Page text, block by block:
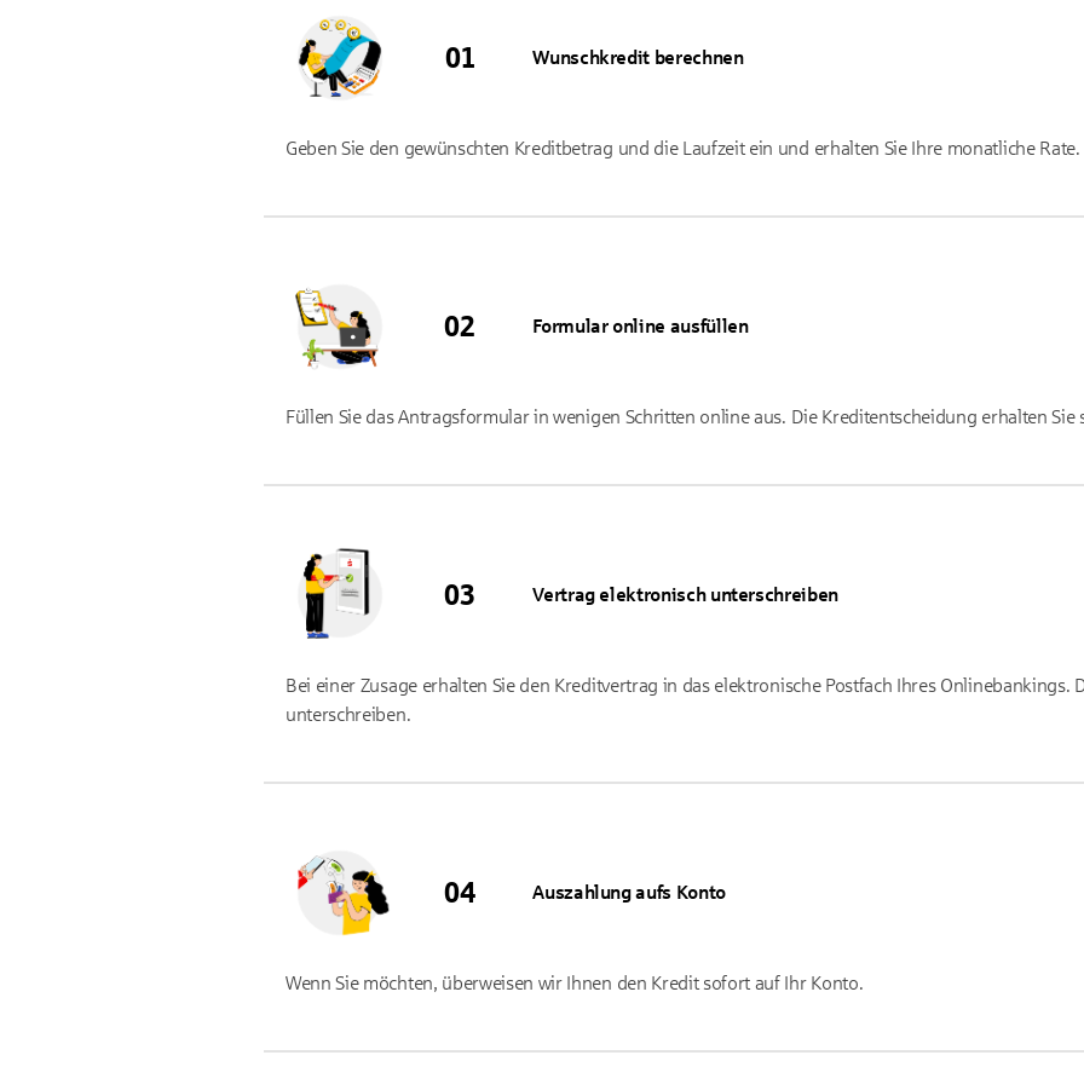
Wunschkredit berechnen
Geben Sie den gewünschten Kreditbetrag und die Laufzeit ein und erhalten Sie Ihre monatliche Rate.
Formular online ausfüllen
Füllen Sie das Antragsformular in wenigen Schritten online aus. Die Kreditentscheidung erhalten Sie
Vertrag elektronisch unterschreiben
Bei einer Zusage erhalten Sie den Kreditvertrag in das elektronische Postfach Ihres Onlinebankings.
unterschreiben.
Auszahlung aufs Konto
Wenn Sie möchten, überweisen wir Ihnen den Kredit sofort auf Ihr Konto.